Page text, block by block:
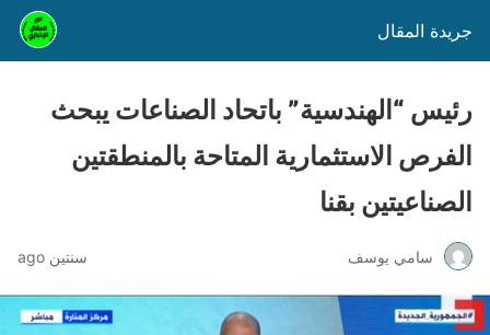
جريدة المقال
رئيس “الهندسية” باتحاد الصناعات يبحث
الفرص الاستثمارية المتاحة بالمنطقتين
الصناعيتين بقنا
سامي يوسف سنتين ago